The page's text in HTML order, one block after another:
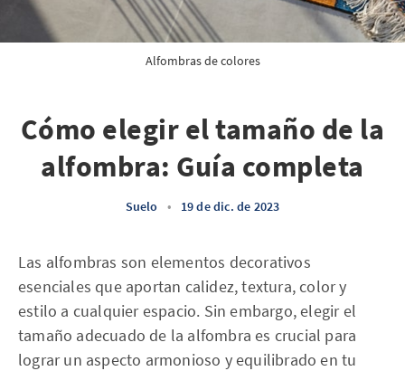
Alfombras de colores
Cómo elegir el tamaño de la
alfombra: Guía completa
Suelo • 19 de dic. de 2023
Las alfombras son elementos decorativos
esenciales que aportan calidez, textura, color y
estilo a cualquier espacio. Sin embargo, elegir el
tamaño adecuado de la alfombra es crucial para
lograr un aspecto armonioso y equilibrado en tu